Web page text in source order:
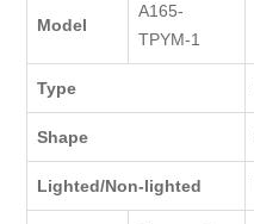
Model
A165-
TPYM-1
Type
Shape
Lighted/Non-lighted